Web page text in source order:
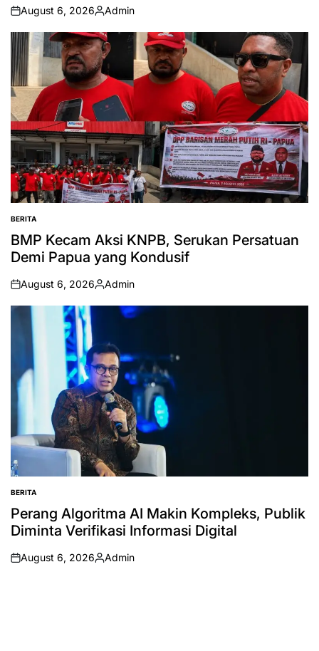
on
August 6, 2026
Posted
by
Admin
POSTED
IN
BERITA
BMP Kecam Aksi KNPB, Serukan Persatuan
Demi Papua yang Kondusif
on
August 6, 2026
Posted
by
Admin
POSTED
IN
BERITA
Perang Algoritma AI Makin Kompleks, Publik
Diminta Verifikasi Informasi Digital
on
August 6, 2026
Posted
Admin